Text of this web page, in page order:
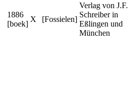
1886
[boek]
X [Fossielen]
Verlag von J.F.
Schreiber in
Eßlingen und
München